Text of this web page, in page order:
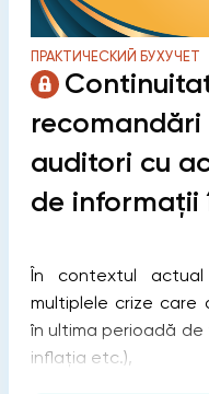
ПРАКТИЧЕСКИЙ БУХУЧЕТ
auditori cu
de informații
În contextul
multiplele crize care
în ultima perioadă
inflația etc.),